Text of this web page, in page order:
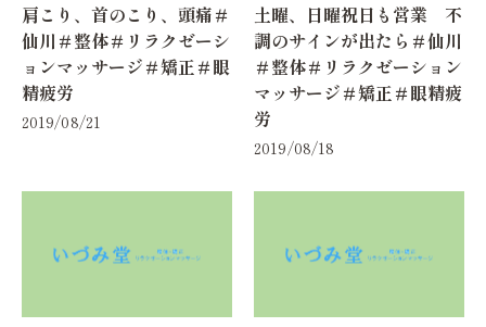
肩こり、首のこり、頭痛＃
仙川＃整体＃リラクゼーシ
ョンマッサージ＃矯正＃眼
精疲労
2019/08/21
土曜、日曜祝日も営業 不
調のサインが出たら＃仙川
＃整体＃リラクゼーション
マッサージ＃矯正＃眼精疲
労
2019/08/18